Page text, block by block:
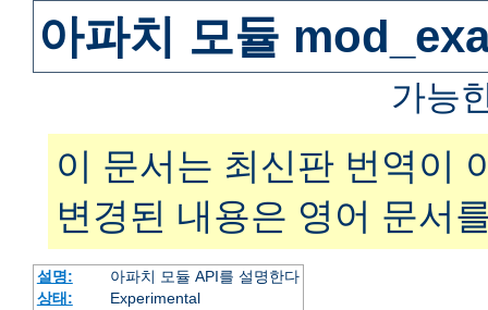
아파치 모듈
가능
이 문서는 최신판 번역이
변경된 내용은 영어 문서
설명:
아파치 모듈 API를 설명한다
상태:
Experimental